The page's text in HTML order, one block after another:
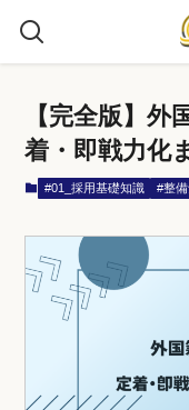
【完全版】
着・即戦力化
#01_採用基礎知識 #整